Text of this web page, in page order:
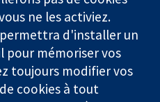
Offres
d'emploi
Library
ne les activiez.
d'installer un
pour mémoriser vos
toujours modifier vos
cookies à tout